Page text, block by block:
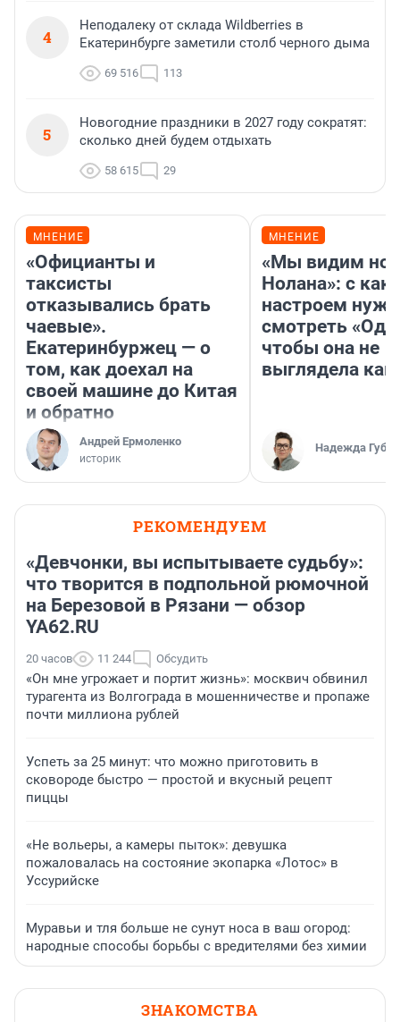
4
Неподалеку от склада Wildberries в
Екатеринбурге заметили столб черного дыма
69 516 113
5
Новогодние праздники в 2027 году сократят:
сколько дней будем отдыхать
58 615 29
МНЕНИЕ
«Официанты и
таксисты
отказывались брать
чаевые».
Екатеринбуржец — о
том, как доехал на
своей машине до Китая
и обратно
Андрей Ермоленко
историк
МНЕНИЕ
«Мы видим
Нолана»: с
настроем
смотреть
чтобы она не
выглядела как
Надежда
РЕКОМЕНДУЕМ
«Девчонки, вы испытываете судьбу»:
что творится в подпольной рюмочной
на Березовой в Рязани — обзор
YA62.RU
20 часов 11 244 Обсудить
«Он мне угрожает и портит жизнь»: москвич обвинил
турагента из Волгограда в мошенничестве и пропаже
почти миллиона рублей
Успеть за 25 минут: что можно приготовить в
сковороде быстро — простой и вкусный рецепт
пиццы
«Не вольеры, а камеры пыток»: девушка
пожаловалась на состояние экопарка «Лотос» в
Уссурийске
Муравьи и тля больше не сунут носа в ваш огород:
народные способы борьбы с вредителями без химии
ЗНАКОМСТВА